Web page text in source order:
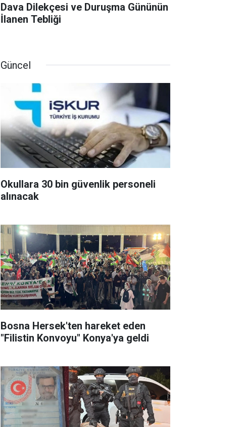
Dava Dilekçesi ve Duruşma Gününün
İlanen Tebliği
Güncel
Okullara 30 bin güvenlik personeli
alınacak
Bosna Hersek'ten hareket eden
"Filistin Konvoyu" Konya'ya geldi